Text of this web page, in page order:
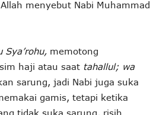
menyebut Nabi Muhammad
Sya’rohu, memotong
haji atau saat tahallul; wa
sarung, jadi Nabi juga suka
gamis, tetapi ketika
tidak suka sarung, risih